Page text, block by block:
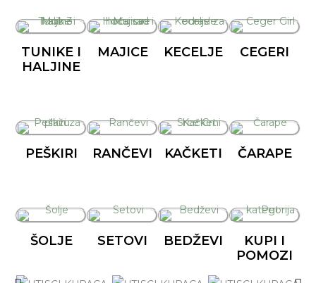
TUNIKE I
HALJINE
MAJICE KECELJE CEGERI
PEŠKIRI RANČEVI KAČKETI ČARAPE
ŠOLJE SETOVI BEDŽEVI
KUPI I
POMOZI